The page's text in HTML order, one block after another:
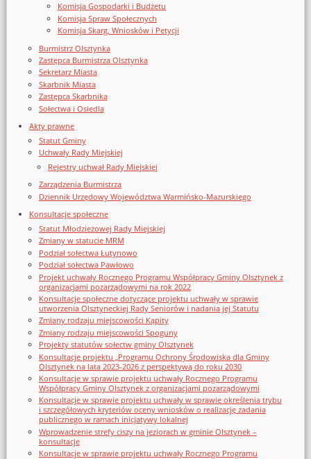
Komisja Gospodarki i Budżetu
Komisja Spraw Społecznych
Komisja Skarg, Wniosków i Petycji
Burmistrz Olsztynka
Zastępca Burmistrza Olsztynka
Sekretarz Miasta
Skarbnik Miasta
Zastępca Skarbnika
Sołectwa i Osiedla
Akty prawne
Statut Gminy
Uchwały Rady Miejskiej
Rejestry uchwał Rady Miejskiej
Zarządzenia Burmistrza
Dziennik Urzędowy Województwa Warmińsko-Mazurskiego
Konsultacje społeczne
Statut Młodzieżowej Rady Miejskiej
Zmiany w statucie MRM
Podział sołectwa Łutynowo
Podział sołectwa Pawłowo
Projekt uchwały Rocznego Programu Współpracy Gminy Olsztynek z
organizacjami pozarządowymi na rok 2022
Konsultacje społeczne dotyczące projektu uchwały w sprawie
utworzenia Olsztyneckiej Rady Seniorów i nadania jej Statutu
Zmiany rodzaju miejscowości Kąpity
Zmiany rodzaju miejscowości Spoguny
Projekty statutów sołectw gminy Olsztynek
Konsultacje projektu „Programu Ochrony Środowiska dla Gminy
Olsztynek na lata 2023-2026 z perspektywą do roku 2030
Konsultacje w sprawie projektu uchwały Rocznego Programu
Współpracy Gminy Olsztynek z organizacjami pozarządowymi
Konsultacje w sprawie projektu uchwały w sprawie określenia trybu
i szczegółowych kryteriów oceny wniosków o realizację zadania
publicznego w ramach inicjatywy lokalnej
Wprowadzenie strefy ciszy na jeziorach w gminie Olsztynek –
konsultacje
Konsultacje w sprawie projektu uchwały Rocznego Programu